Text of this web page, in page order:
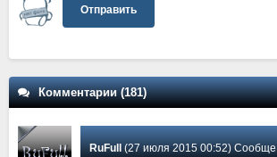
Отправить
Комментарии (181)
RuFull (27 июля 2015 00:52) Сообщение #68